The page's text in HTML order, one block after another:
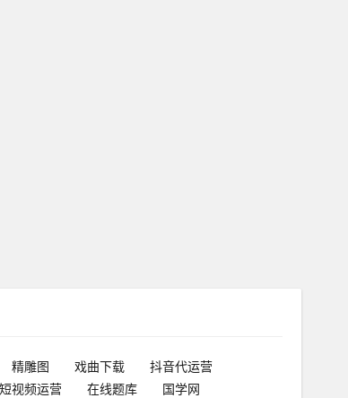
精雕图 戏曲下载
抖音代运营
短视频运营 在线题库
国学网